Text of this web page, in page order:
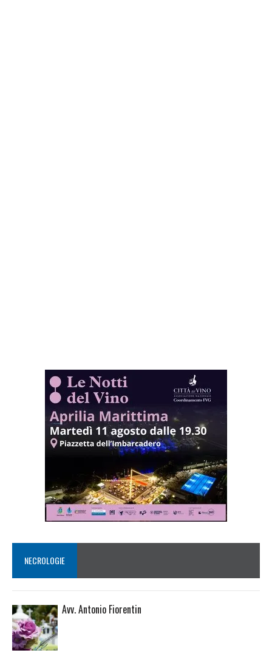
NECROLOGIE
Avv. Antonio Fiorentin